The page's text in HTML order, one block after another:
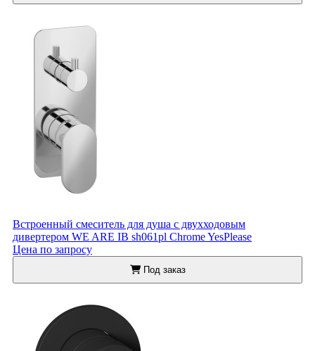
Встроенный смеситель для душа с двухходовым
дивертером WE ARE IB sh061pl Chrome YesPlease
Цена по запросу
Под заказ